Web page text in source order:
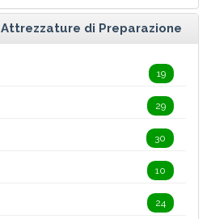
Attrezzature di Preparazione
19
29
30
10
24